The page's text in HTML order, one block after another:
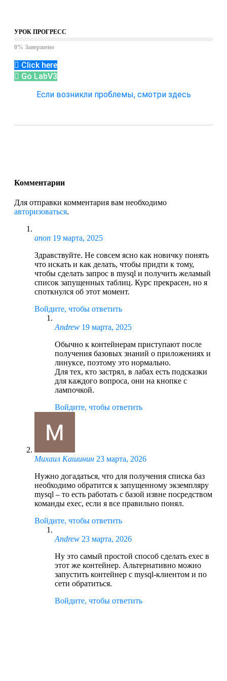
УРОК ПРОГРЕСС
0% Завершено
Click here
Go LabV3
Если возникли проблемы, смотри здесь
Комментарии
Для отправки комментария вам необходимо
авторизоваться.
anon 19 марта, 2025
Здравствуйте. Не совсем ясно как новичку понять
что искать и как делать, чтобы придти к тому,
чтобы сделать запрос в mysql и получить желамый
список запущенных таблиц. Курс прекрасен, но я
споткнулся об этот момент.
Войдите, чтобы ответить
Andrew 19 марта, 2025
Обычно к контейнерам приступают после
получения базовых знаний о приложениях и
линуксе, поэтому это нормально.
Для тех, кто застрял, в лабах есть подсказки
для каждого вопроса, они на кнопке с
лампочкой.
Войдите, чтобы ответить
Михаил Кашинин 23 марта, 2026
Нужно догадаться, что для получения списка баз
необходимо обратится к запущенному экземпляру
mysql – то есть работать с базой извне посредством
команды exec, если я все правильно понял.
Войдите, чтобы ответить
Andrew 23 марта, 2026
Ну это самый простой способ сделать exec в
этот же контейнер. Альтернативно можно
запустить контейнер с mysql-клиентом и по
сети обратиться.
Войдите, чтобы ответить